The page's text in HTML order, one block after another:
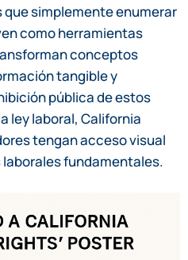
simplemente enumerar
como herramientas
conceptos
tangible y
pública de estos
ley laboral, California
tengan acceso visual
fundamentales.